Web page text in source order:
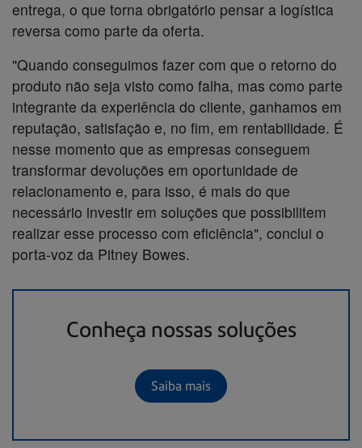
entrega, o que torna obrigatório pensar a logística
reversa como parte da oferta.
"Quando conseguimos fazer com que o retorno do
produto não seja visto como falha, mas como parte
integrante da experiência do cliente, ganhamos em
reputação, satisfação e, no fim, em rentabilidade. É
nesse momento que as empresas conseguem
transformar devoluções em oportunidade de
relacionamento e, para isso, é mais do que
necessário investir em soluções que possibilitem
realizar esse processo com eficiência", conclui o
porta-voz da Pitney Bowes.
Conheça nossas soluções
Saiba mais